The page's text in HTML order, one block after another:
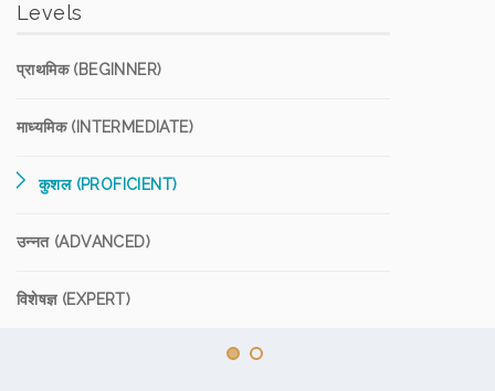
Levels
प्राथमिक (BEGINNER)
माध्यमिक (INTERMEDIATE)
कुशल (PROFICIENT)
उन्नत (ADVANCED)
विशेषज्ञ (EXPERT)